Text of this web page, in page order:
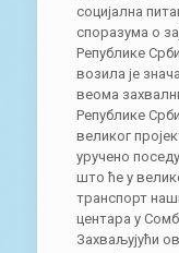
социјална
споразума о
Републике
возила је
веома
Републике
великог
уручено
што ће у
транспорт
центара у
Захваљујући